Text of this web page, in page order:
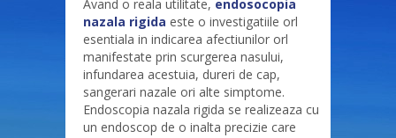
Avand o reala utilitate, endosocopia
nazala rigida este o investigatiile orl
esentiala in indicarea afectiunilor orl
manifestate prin scurgerea nasului,
infundarea acestuia, dureri de cap,
sangerari nazale ori alte simptome.
Endoscopia nazala rigida se realizeaza cu
un endoscop de o inalta precizie care